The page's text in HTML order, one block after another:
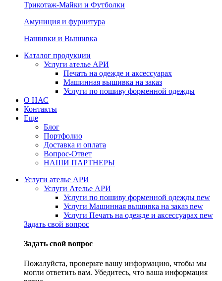
Трикотаж-Майки и Футболки
Амуниция и фурнитура
Нашивки и Вышивка
Каталог продукции
Услуги ателье АРИ
Печать на одежде и аксессуарах
Машинная вышивка на заказ
Услуги по пошиву форменной одежды
О НАС
Контакты
Еще
Блог
Портфолио
Доставка и оплата
Вопрос-Ответ
НАШИ ПАРТНЕРЫ
Услуги ателье АРИ
Услуги Ателье АРИ
Услуги по пошиву форменной одежды new
Услуги Машинная вышивка на заказ new
Услуги Печать на одежде и аксессуарах new
Задать свой вопрос
Задать свой вопрос
Пожалуйста, проверьте вашу информацию, чтобы мы
могли ответить вам. Убедитесь, что ваша информация